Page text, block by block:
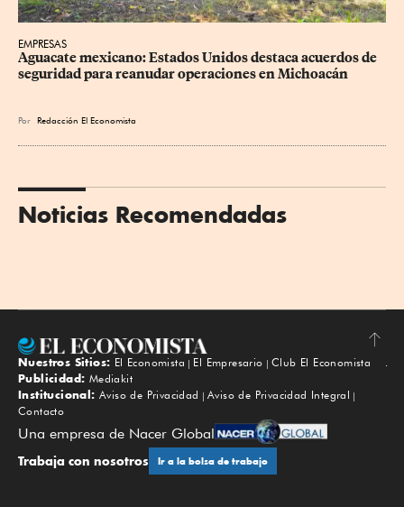
EMPRESAS
Aguacate mexicano: Estados Unidos destaca acuerdos de
seguridad para reanudar operaciones en Michoacán
Por Redacción El Economista
Noticias Recomendadas
Subir
Nuestros Sitios: El Economista El Empresario
Club El Economista
Publicidad: Mediakit
Institucional: Aviso de Privacidad
Aviso de Privacidad Integral
Contacto
Una empresa de Nacer Global
Trabaja con nosotros Ir a la bolsa de trabajo